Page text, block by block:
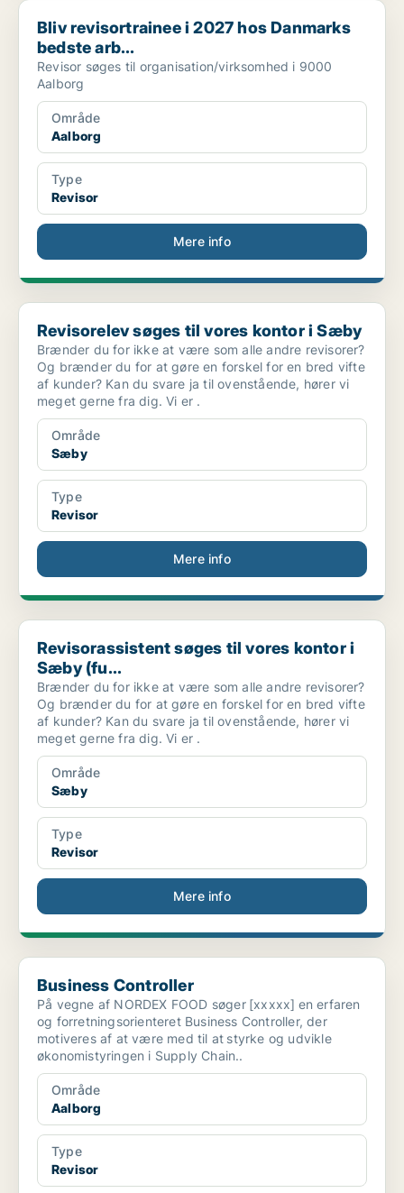
Bliv revisortrainee i 2027 hos Danmarks bedste arb...
Bliv revisortrainee i 2027 hos Danmarks
bedste arb...
Revisor søges til organisation/virksomhed i 9000
Aalborg
Område
Aalborg
Type
Revisor
Mere info
Revisorelev søges til vores kontor i Sæby
Revisorelev søges til vores kontor i Sæby
Brænder du for ikke at være som alle andre revisorer?
Og brænder du for at gøre en forskel for en bred vifte
af kunder? Kan du svare ja til ovenstående, hører vi
meget gerne fra dig. Vi er .
Område
Sæby
Type
Revisor
Mere info
Revisorassistent søges til vores kontor i Sæby (fu...
Revisorassistent søges til vores kontor i
Sæby (fu...
Brænder du for ikke at være som alle andre revisorer?
Og brænder du for at gøre en forskel for en bred vifte
af kunder? Kan du svare ja til ovenstående, hører vi
meget gerne fra dig. Vi er .
Område
Sæby
Type
Revisor
Mere info
Business Controller
Business Controller
På vegne af NORDEX FOOD søger [xxxxx] en erfaren
og forretningsorienteret Business Controller, der
motiveres af at være med til at styrke og udvikle
økonomistyringen i Supply Chain..
Område
Aalborg
Type
Revisor